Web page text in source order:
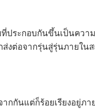
ที่ประกอบกันขึ้นเป็นคว
งต่อจากรุ่นสู่รุ่นภายใน
ากกันแต่ก็ร้อยเรียงอ